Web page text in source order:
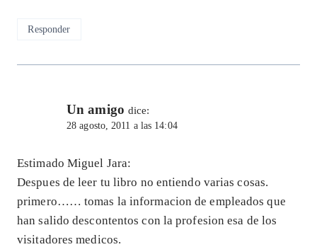
Responder
Un amigo dice:
28 agosto, 2011 a las 14:04
Estimado Miguel Jara:
Despues de leer tu libro no entiendo varias cosas.
primero…… tomas la informacion de empleados que
han salido descontentos con la profesion esa de los
visitadores medicos.